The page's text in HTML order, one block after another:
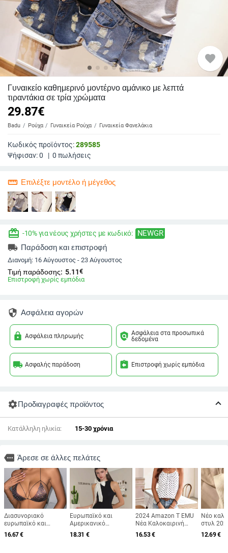
favorite
Γυναικείο καθημερινό μοντέρνο αμάνικο με λεπτά
τιραντάκια σε τρία χρώματα
29.87€
Badu Ρούχα Γυναικεία Ρούχα Γυναικεία Φανελάκια
Κωδικός προϊόντος:289585
Ψήφισαν:0 | 0 πωλήσεις
straighten Επιλέξτε μοντέλο ή μέγεθος
redeem -10% για νέους χρήστες με κωδικό: NEWGR
local_shipping Παράδοση και επιστροφή
Διανομή: 16 Αύγουστος - 23 Αύγουστος
Τιμή παράδοσης: 5.11€
Επιστροφή χωρίς εμπόδια
security Ασφάλεια αγορών
lock Ασφάλεια πληρωμής policy Ασφάλεια στα προσωπικά
δεδομένα
local_shipping Ασφαλής παράδοση assignment_return Επιστροφή χωρίς εμπόδια
settingsΠροδιαγραφές προϊόντος
Κατάλληλη ηλικία: 15-30 χρόνια
more Άρεσε σε άλλες πελάτες
Διασυνοριακό
ευρωπαϊκό και
αμερικανικό σχέδιο
μόδας με στρας
16.67€
Ευρωπαϊκό και
Αμερικανικό
Διασυνοριακό
Amazon 2024
18.31 €
2024 Amazon T EMU
Νέα Καλοκαιρινή
Γιλέκο με Ριχτή
Τιράντες και Πουά,
16.53€
Νέο
στυλ
τοπ με
12.69€